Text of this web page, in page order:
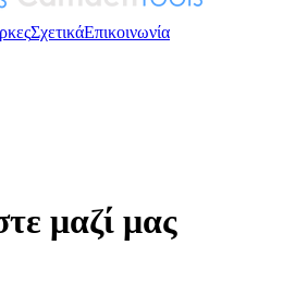
ΣχετικάΕπικοινωνία
μαζί μας